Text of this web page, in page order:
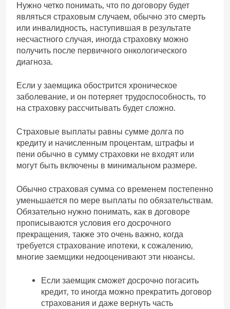
Нужно четко понимать, что по договору будет
являться страховым случаем, обычно это смерть
или инвалидность, наступившая в результате
несчастного случая, иногда страховку можно
получить после первичного онкологического
диагноза.
Если у заемщика обострится хроническое
заболевание, и он потеряет трудоспособность, то
на страховку рассчитывать будет сложно.
Страховые выплаты равны сумме долга по
кредиту и начисленным процентам, штрафы и
пени обычно в сумму страховки не входят или
могут быть включены в минимальном размере.
Обычно страховая сумма со временем постепенно
уменьшается по мере выплаты по обязательствам.
Обязательно нужно понимать, как в договоре
прописываются условия его досрочного
прекращения, также это очень важно, когда
требуется страхование ипотеки, к сожалению,
многие заемщики недооценивают эти нюансы.
Если заемщик сможет досрочно погасить
кредит, то иногда можно прекратить договор
страхования и даже вернуть часть